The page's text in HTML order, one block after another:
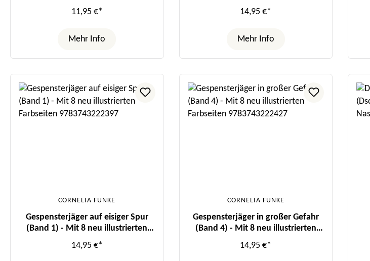
11,95 €*
Mehr Info
Farbseiten
14,95 €*
Mehr Info
CORNELIA FUNKE
Gespensterjäger auf eisiger Spur
(Band 1) - Mit 8 neu illustrierten
Farbseiten
14,95 €*
CORNELIA FUNKE
Gespensterjäger in großer Gefahr
(Band 4) - Mit 8 neu illustrierten
Farbseiten
14,95 €*